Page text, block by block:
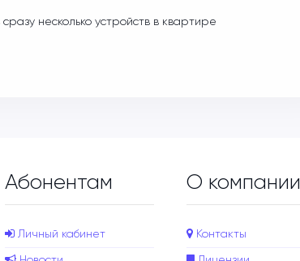
несколько устройств в квартире
Абонентам
Личный кабинет
О компании
Контакты